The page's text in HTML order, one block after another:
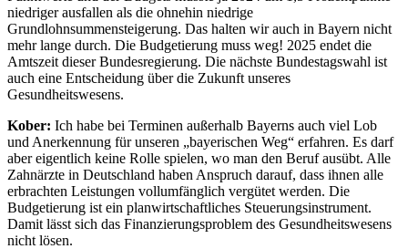
niedriger ausfallen als die ohnehin niedrige
Grundlohnsummensteigerung. Das halten wir auch in Bayern nicht
mehr lange durch. Die Budgetierung muss weg! 2025 endet die
Amtszeit dieser Bundesregierung. Die nächste Bundestagswahl ist
auch eine Entscheidung über die Zukunft unseres
Gesundheitswesens.
Kober: Ich habe bei Terminen außerhalb Bayerns auch viel Lob
und Anerkennung für unseren „bayerischen Weg“ erfahren. Es darf
aber eigentlich keine Rolle spielen, wo man den Beruf ausübt. Alle
Zahnärzte in Deutschland haben Anspruch darauf, dass ihnen alle
erbrachten Leistungen vollumfänglich vergütet werden. Die
Budgetierung ist ein planwirtschaftliches Steuerungsinstrument.
Damit lässt sich das Finanzierungsproblem des Gesundheitswesens
nicht lösen.